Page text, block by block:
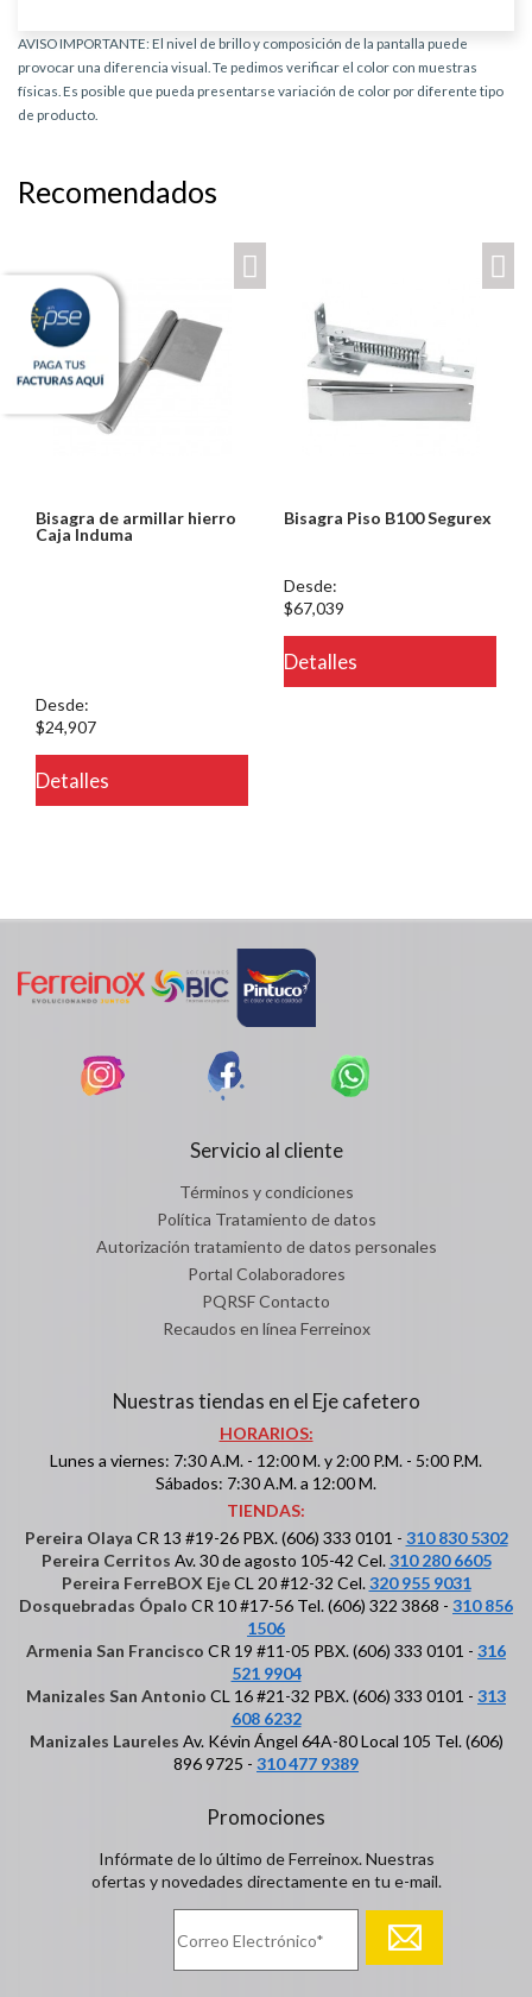
AVISO IMPORTANTE: El nivel de brillo y composición de la pantalla puede
provocar una diferencia visual. Te pedimos verificar el color con muestras
físicas. Es posible que pueda presentarse variación de color por diferente tipo
de producto.
Recomendados
Bisagra de armillar hierro
Caja Induma
/PageGearCloud/www/html/es/dominios/ferreinox.pagegear.co/
Desde:
$24,907
Detalles
Bisagra Piso B100 Segurex
Desde:
$67,039
Detalles
Servicio al cliente
Términos y condiciones
Política Tratamiento de datos
Autorización tratamiento de datos personales
Portal Colaboradores
PQRSF Contacto
Recaudos en línea Ferreinox
Nuestras tiendas en el Eje cafetero
HORARIOS:
Lunes a viernes: 7:30 A.M. - 12:00 M. y 2:00 P.M. - 5:00 P.M.
Sábados: 7:30 A.M. a 12:00 M.
TIENDAS:
Pereira Olaya CR 13 #19-26 PBX. (606) 333 0101 - 310 830 5302
Pereira Cerritos Av. 30 de agosto 105-42 Cel.310 280 6605
Pereira FerreBOX EjeCL 20 #12-32 Cel.320 955 9031
Dosquebradas Ópalo CR 10 #17-56 Tel. (606) 322 3868 - 310 856
1506
Armenia San Francisco CR 19 #11-05 PBX. (606) 333 0101 - 316
521 9904
Manizales San Antonio CL 16 #21-32 PBX. (606) 333 0101 - 313
608 6232
Manizales Laureles Av. Kévin Ángel 64A-80 Local 105 Tel. (606)
896 9725 - 310 477 9389
Promociones
Infórmate de lo último de Ferreinox. Nuestras
ofertas y novedades directamente en tu e-mail.